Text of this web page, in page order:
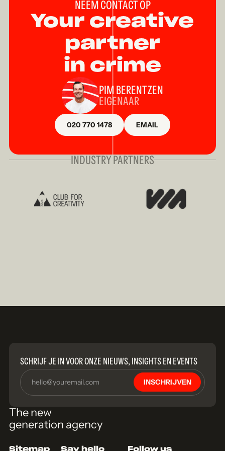
NEEM CONTACT OP
Your creative
partner
in crime
PIM BERENTZEN
EIGENAAR
020 770 1478 EMAIL
INDUSTRY PARTNERS
SCHRIJF JE IN VOOR ONZE NIEUWS, INSIGHTS EN EVENTS
INSCHRIJVEN
The new
generation agency
Sitemap Say hello Follow us